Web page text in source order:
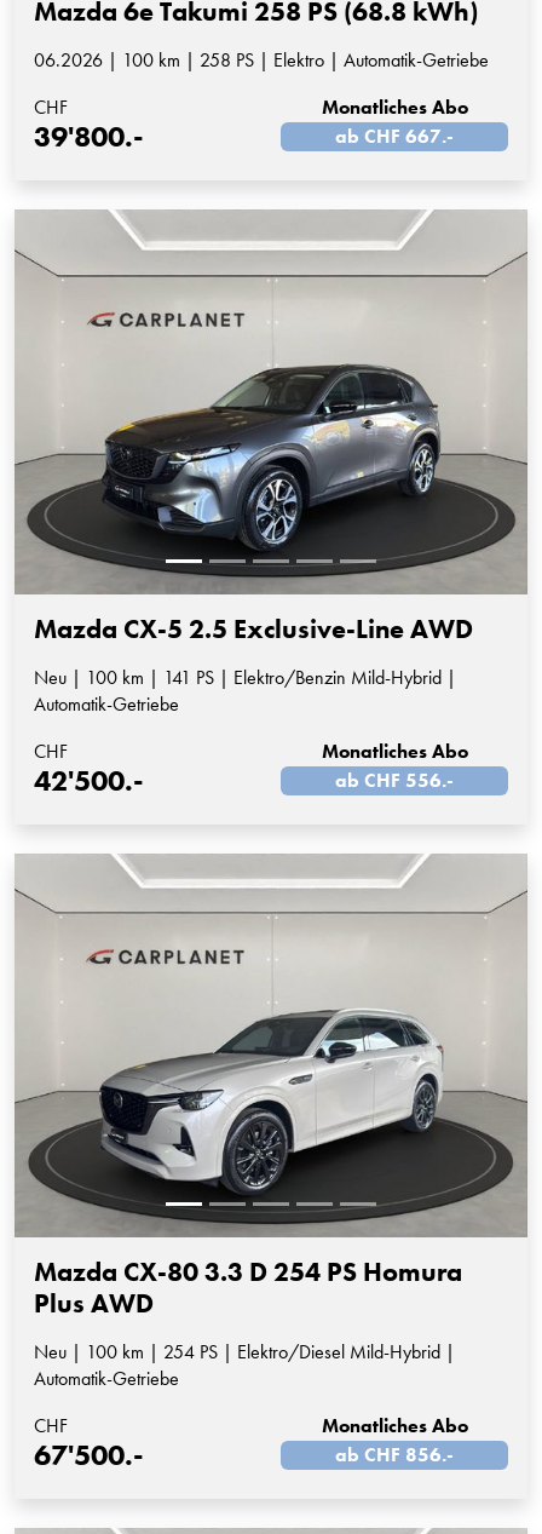
Mazda 6e Takumi 258 PS (68.8 kWh)
06.2026 | 100 km | 258 PS | Elektro | Automatik-Getriebe
CHF
39'800.-
Monatliches Abo
ab CHF 667.-
Mazda CX-5 2.5 Exclusive-Line AWD
Neu | 100 km | 141 PS | Elektro/Benzin Mild-Hybrid |
Automatik-Getriebe
CHF
42'500.-
Monatliches Abo
ab CHF 556.-
Mazda CX-80 3.3 D 254 PS Homura
Plus AWD
Neu | 100 km | 254 PS | Elektro/Diesel Mild-Hybrid |
Automatik-Getriebe
CHF
67'500.-
Monatliches Abo
ab CHF 856.-